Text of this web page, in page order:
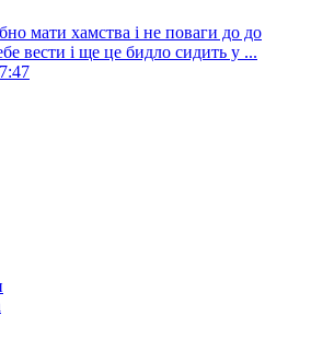
мати хамства і не поваги до до
вести і ще це бидло сидить у ...